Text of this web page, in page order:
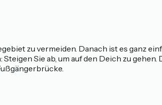
zu vermeiden. Danach ist es ganz
Sie ab, um auf den Deich zu